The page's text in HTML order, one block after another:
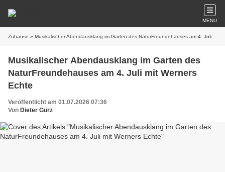
MENU
Zuhause » Musikalischer Abendausklang im Garten des NaturFreundehauses am 4. Juli mit Werners Echte
Musikalischer Abendausklang im Garten des
NaturFreundehauses am 4. Juli mit Werners
Echte
Veröffentlicht am 01.07.2026 07:36
Von Dieter Gürz